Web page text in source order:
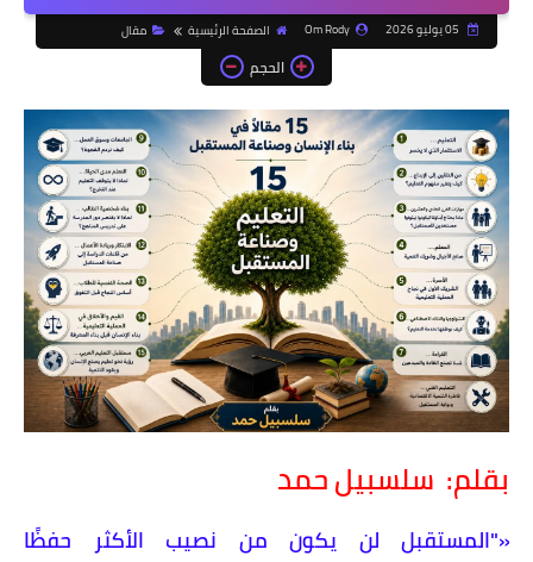
Om Rody الصفحة الرئيسية مقال
الحجم
بقلم: سلسبيل حمد
«"المستقبل لن يكون من نصيب الأكثر حفظًا